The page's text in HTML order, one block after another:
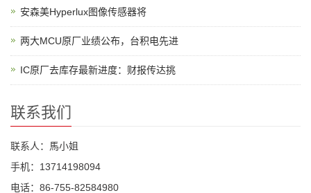
安森美Hyperlux图像传感器将
两大MCU原厂业绩公布，台积电先进
IC原厂去库存最新进度：财报传达挑
联系我们
联系人：馬小姐
手机：13714198094
电话：86-755-82584980